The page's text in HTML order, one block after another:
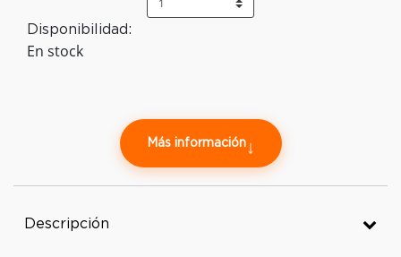
Disponibilidad:
En stock
Más información↓
Descripción